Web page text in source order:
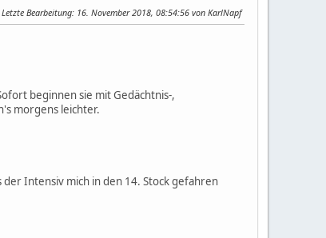
Letzte Bearbeitung: 16. November 2018, 08:54:56 von KarlNapf
beginnen sie mit Gedächtnis-,
morgens leichter.
Intensiv mich in den 14. Stock gefahren